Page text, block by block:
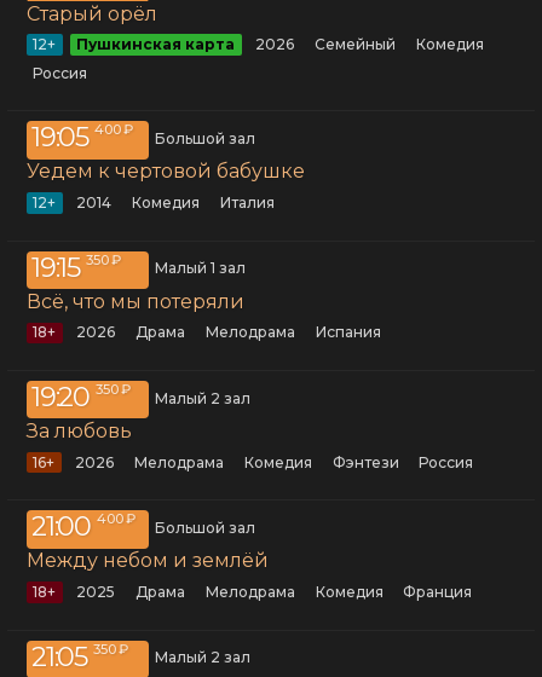
Старый орёл
12+ Пушкинская карта 2026 семейный
комедия
Россия
19:05 400 ₽ Большой зал
Уедем к чертовой бабушке
12+ 2014 комедия Италия
19:15 350 ₽ Малый 1 зал
Всё, что мы потеряли
18+ 2026 драма мелодрама Испания
19:20 350 ₽ Малый 2 зал
За любовь
16+ 2026 мелодрама комедия фэнтези Россия
21:00 400 ₽ Большой зал
Между небом и землёй
18+ 2025 драма мелодрама комедия Франция
21:05 350 ₽ Малый 2 зал